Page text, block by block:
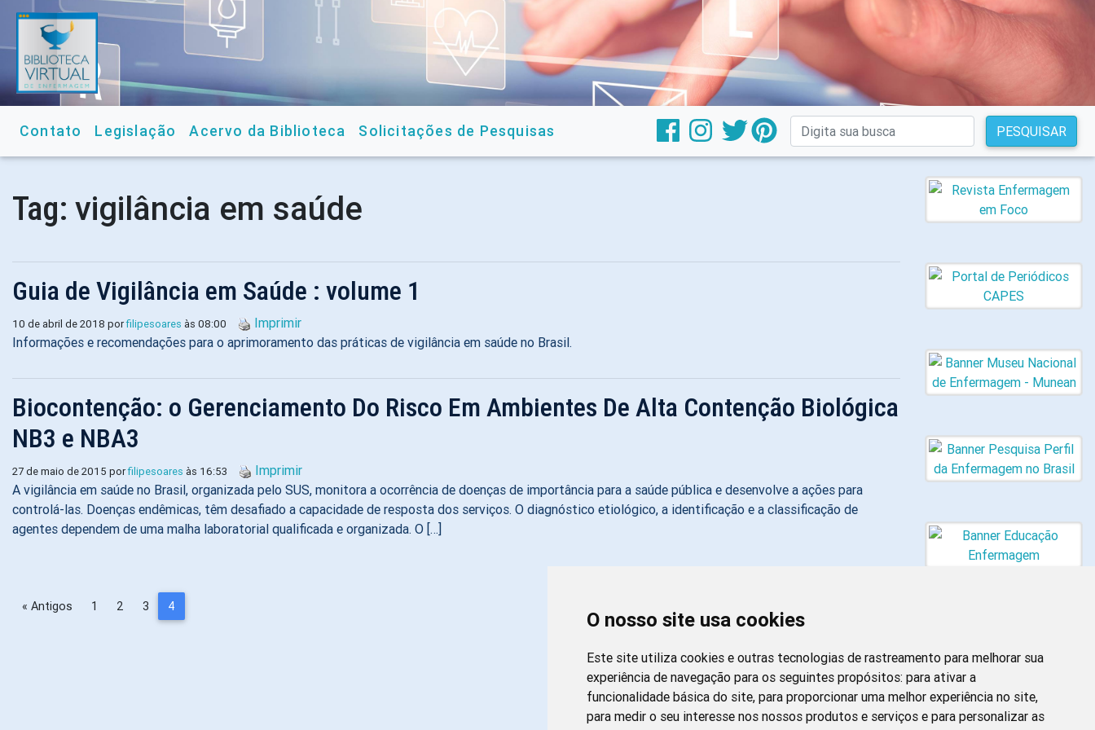
O nosso site usa cookies
Este site utiliza cookies e outras tecnologias de rastreamento para melhorar sua
experiência de navegação para os seguintes propósitos: para ativar a
funcionalidade básica do site, para proporcionar uma melhor experiência no site,
para medir o seu interesse nos nossos produtos e serviços e para personalizar as
Contato Legislação Acervo da Biblioteca Solicitações de Pesquisas PESQUISAR
Tag: vigilância em saúde
Guia de Vigilância em Saúde : volume 1
10 de abril de 2018 porfilipesoares às 08:00
Imprimir
Informações e recomendações para o aprimoramento das práticas de vigilância em saúde no Brasil.
Biocontenção: o Gerenciamento Do Risco Em Ambientes De Alta Contenção Biológica
NB3 e NBA3
27 de maio de 2015 porfilipesoares às 16:53
Imprimir
A vigilância em saúde no Brasil, organizada pelo SUS, monitora a ocorrência de doenças de importância para a saúde pública e desenvolve a ações para
controlá-las. Doenças endêmicas, têm desafiado a capacidade de resposta dos serviços. O diagnóstico etiológico, a identificação e a classificação de
agentes dependem de uma malha laboratorial qualificada e organizada. O […]
« Antigos 1 2 3 4
Newsletter da